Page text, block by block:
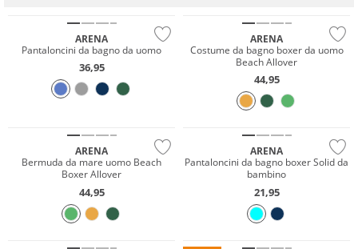
ARENA
Pantaloncini da bagno da uomo
36,95
ARENA
Costume da bagno boxer da uomo
Beach Allover
44,95
ARENA
Bermuda da mare uomo Beach
Boxer Allover
44,95
ARENA
Pantaloncini da bagno boxer Solid da
bambino
21,95